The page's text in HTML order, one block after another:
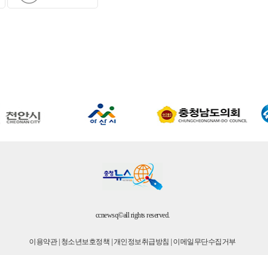
ccnewsq©all rights reserved.
이용약관| 청소년보호정책 | 개인정보취급방침 | 이메일무단수집거부